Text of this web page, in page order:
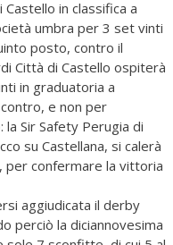
in classifica a
umbra per 3 set vinti
posto, contro il
Città di Castello ospiterà
in graduatoria a
e non per
Sir Safety Perugia di
su Castellana, si calerà
per confermare la vittoria
aggiudicata il derby
perciò la diciannovesima